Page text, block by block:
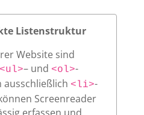
Listenstruktur
Website sind
<ul>– und <ol>-
ausschließlich <li>-
Screenreader